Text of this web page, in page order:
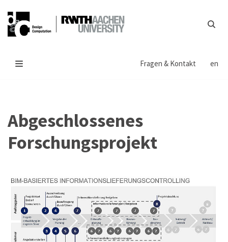
Zum
Inhalt
Fragen & Kontakt
en
Abgeschlossenes
Forschungsprojekt